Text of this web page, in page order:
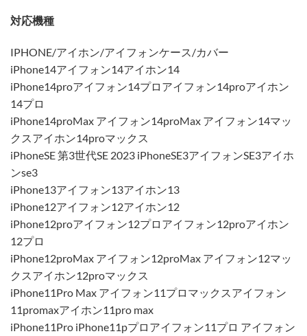
対応機種
IPHONE/アイホン/アイフォンケース/カバー
iPhone14アイフォン14アイホン14
iPhone14proアイフォン14プロアイフォン14proアイホン
14プロ
iPhone14proMax アイフォン14proMax アイフォン14マッ
クスアイホン14proマックス
iPhoneSE 第3世代SE 2023 iPhoneSE3アイフォンSE3アイホ
ンse3
iPhone13アイフォン13アイホン13
iPhone12アイフォン12アイホン12
iPhone12proアイフォン12プロアイフォン12proアイホン
12プロ
iPhone12proMax アイフォン12proMax アイフォン12マッ
クスアイホン12proマックス
iPhone11Pro Max アイフォン11プロマックスアイフォン
11promaxアイホン11pro max
iPhone11Pro iPhone11pプロアイフォン11プロ アイフォン